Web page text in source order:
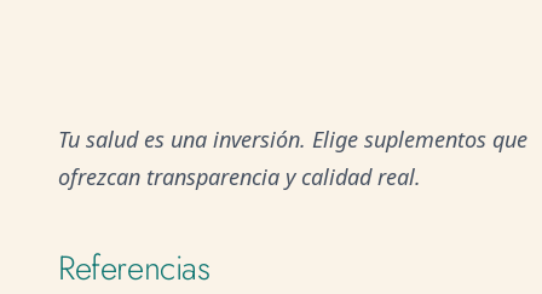
Tu salud es una inversión. Elige suplementos que
ofrezcan transparencia y calidad real.
Referencias